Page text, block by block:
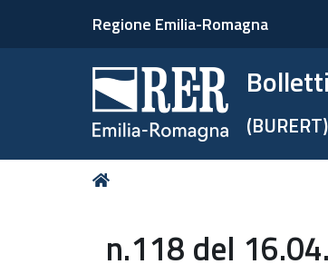
Regione Emilia-Romagna
(BURERT)
Tu
n.118 del